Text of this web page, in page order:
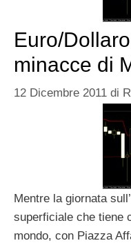
Euro/
minacce di
12 Dicembre 2011 di
Mentre la giornata
superficiale che tiene
mondo, con Piazza